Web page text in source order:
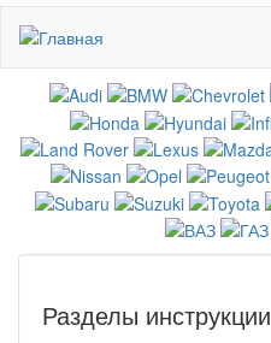
основному
содержанию
Разделы инструкции